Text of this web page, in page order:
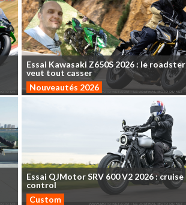
Essai Kawasaki Z650S2026: le roadster
veut tout casser
Nouveautés 2026
Essai QJMotorSRV 600V2 2026: cruise
control
Custom